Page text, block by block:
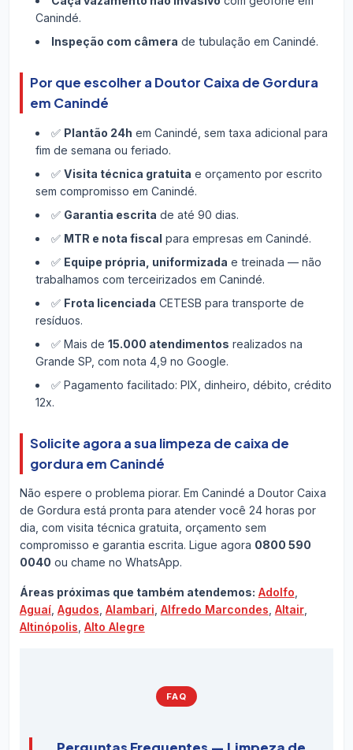
Canindé.
Inspeção com câmera de tubulação em Canindé.
Por que escolher a Doutor Caixa de Gordura
em Canindé
✅ Plantão 24h em Canindé, sem taxa adicional para
fim de semana ou feriado.
✅ Visita técnica gratuita e orçamento por escrito
sem compromisso em Canindé.
✅ Garantia escrita de até 90 dias.
✅ MTR e nota fiscal para empresas em Canindé.
✅ Equipe própria, uniformizada e treinada — não
trabalhamos com terceirizados em Canindé.
✅ Frota licenciada CETESB para transporte de
resíduos.
✅ Mais de 15.000 atendimentos realizados na
Grande SP, com nota 4,9 no Google.
✅ Pagamento facilitado: PIX, dinheiro, débito, crédito
12x.
Solicite agora a sua limpeza de caixa de
gordura em Canindé
Não espere o problema piorar. Em Canindé a Doutor Caixa
de Gordura está pronta para atender você 24 horas por
dia, com visita técnica gratuita, orçamento sem
compromisso e garantia escrita. Ligue agora 0800 590
0040 ou chame no WhatsApp.
Áreas próximas que também atendemos: Adolfo
Aguaí, Agudos Alambari Alfredo Marcondes Altair,
Altinópolis Alto Alegre
FAQ